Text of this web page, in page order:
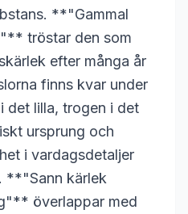
**"Gammal
tröstar den som
efter många år
finns kvar under
lilla, trogen i det
ursprung och
i vardagsdetaljer
**"Sann kärlek
överlappar med